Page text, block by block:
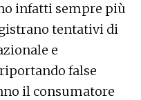
infatti sempre più
tentativi di
e
false
il consumatore